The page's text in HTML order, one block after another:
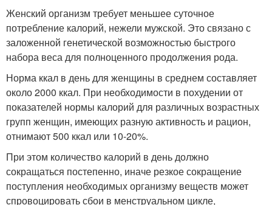
Женский организм требует меньшее суточное
потребление калорий, нежели мужской. Это связано с
заложенной генетической возможностью быстрого
набора веса для полноценного продолжения рода.
Норма ккал в день для женщины в среднем составляет
около 2000 ккал. При необходимости в похудении от
показателей нормы калорий для различных возрастных
групп женщин, имеющих разную активность и рацион,
отнимают 500 ккал или 10-20%.
При этом количество калорий в день должно
сокращаться постепенно, иначе резкое сокращение
поступления необходимых организму веществ может
спровоцировать сбои в менструальном цикле,